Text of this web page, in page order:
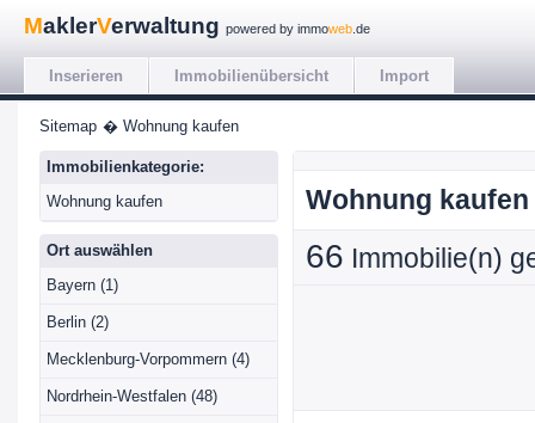
MaklerVerwaltung powered by immoweb .de
Inserieren Immobilienübersicht Import
Sitemap � Wohnung kaufen
Immobilienkategorie:
Wohnung kaufen
Ort auswählen
Bayern (1)
Berlin (2)
Mecklenburg-Vorpommern (4)
Nordrhein-Westfalen (48)
Wohnung kaufen
66 Immobilie(n)